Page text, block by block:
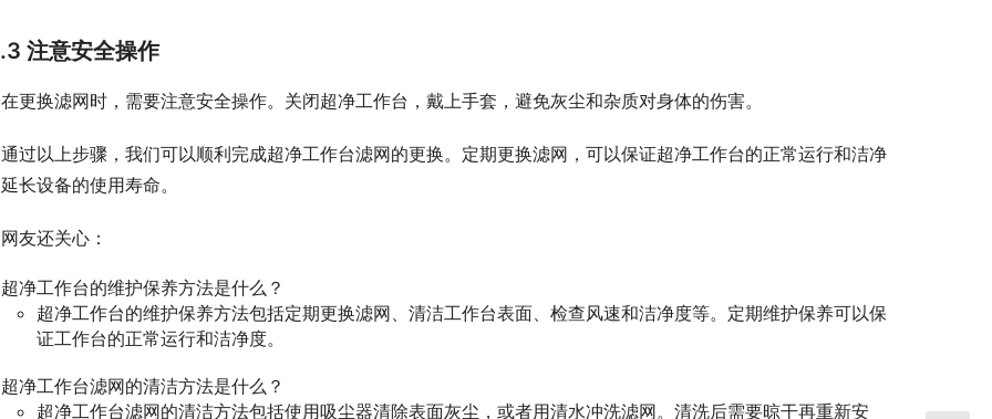
注意安全操作
在更换滤网时，需要注意安全操作。关闭超净工作台，戴上手套，避免灰尘和杂质对身体的伤害。
通过以上步骤，我们可以顺利完成超净工作台滤网的更换。定期更换滤网，可以保证超净工作台的正常运行和洁净
长设备的使用寿命。
网友还关心：
超净工作台的维护保养方法是什么？
超净工作台的维护保养方法包括定期更换滤网、清洁工作台表面、检查风速和洁净度等。定期维护保养可以保
证工作台的正常运行和洁净度。
超净工作台滤网的清洁方法是什么？
超净工作台滤网的清洁方法包括使用吸尘器清除表面灰尘，或者用清水冲洗滤网。清洗后需要晾干再重新安